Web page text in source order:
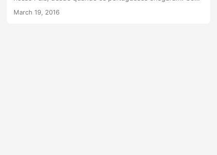
as tecnologias e consciência da sociedade brasileira, no
March 19, 2016